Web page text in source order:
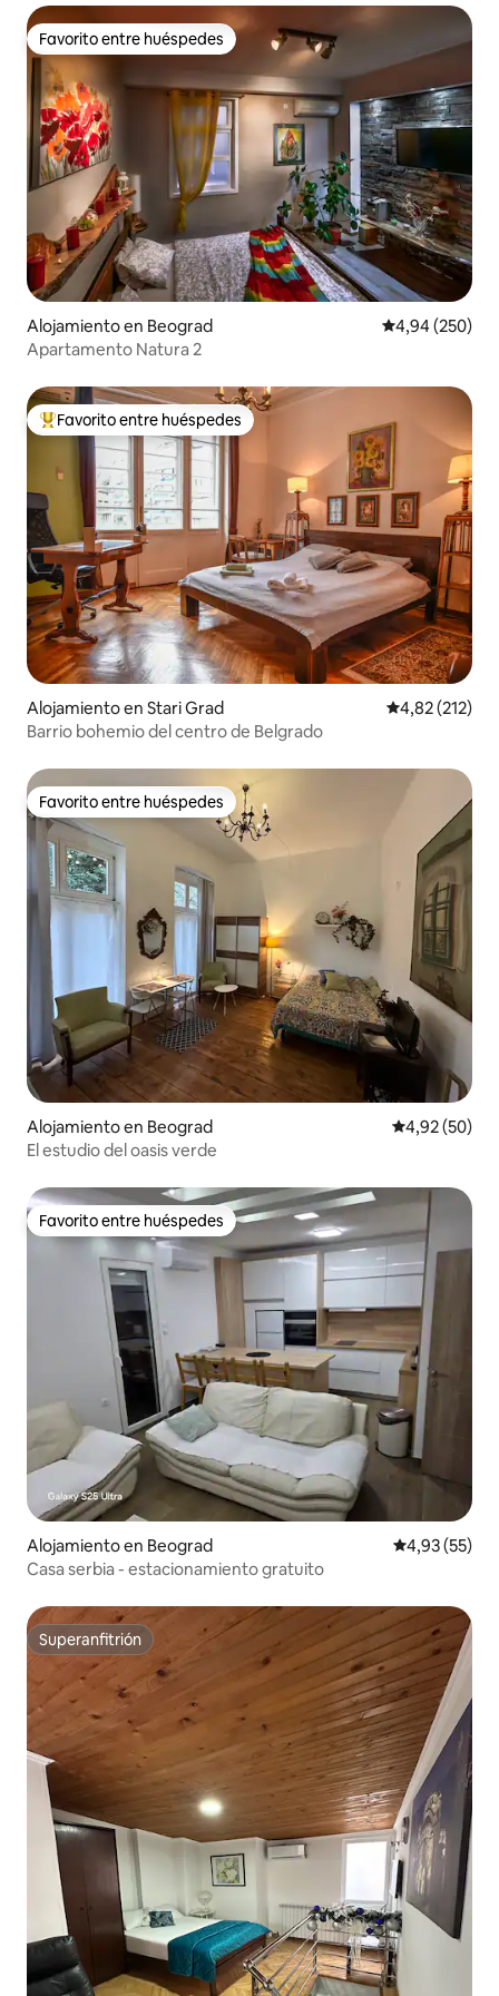
Favorito entre huéspedes
Favorito entre huéspedes
Alojamiento en Beograd Calificación
4,94 (250)
Apartamento Natura 2
Favorito entre los huéspedes más destacados
Favorito entre huéspedes
Alojamiento en Stari Grad Calificación
4,82 (212)
Barrio bohemio del centro de Belgrado
Favorito entre huéspedes
Favorito entre huéspedes
Alojamiento en Beograd Calificación
4,92 (50)
El estudio del oasis verde
Favorito entre huéspedes
Favorito entre huéspedes
Alojamiento en Beograd Calificación
4,93 (55)
Casa serbia - estacionamiento gratuito
Superanfitrión
Superanfitrión